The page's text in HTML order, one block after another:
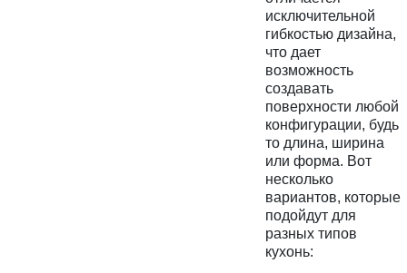
исключительной
гибкостью дизайна,
что дает
возможность
создавать
поверхности любой
конфигурации, будь
то длина, ширина
или форма. Вот
несколько
вариантов, которые
подойдут для
разных типов
кухонь: